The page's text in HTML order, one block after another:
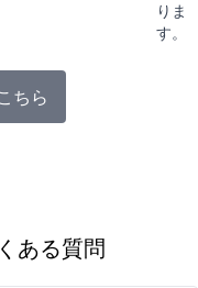
りま
す。
ちら
ある質問